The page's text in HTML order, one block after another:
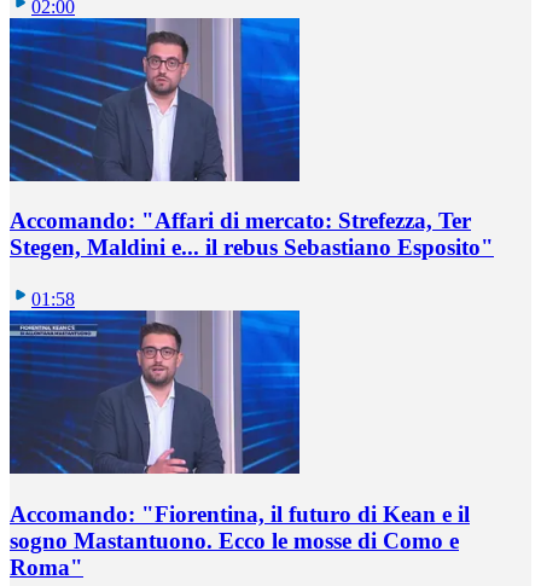
02:00
Accomando: "Affari di mercato: Strefezza, Ter
Stegen, Maldini e... il rebus Sebastiano Esposito"
01:58
Accomando: "Fiorentina, il futuro di Kean e il
sogno Mastantuono. Ecco le mosse di Como e
Roma"